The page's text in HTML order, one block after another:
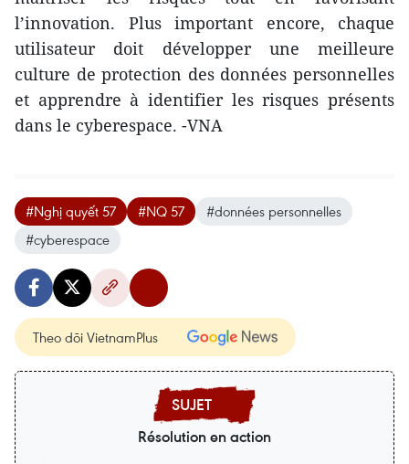
l’innovation. Plus important encore, chaque
utilisateur doit développer une meilleure
culture de protection des données personnelles
et apprendre à identifier les risques présents
dans le cyberespace. -VNA
#Nghị quyết 57 #NQ 57
#données personnelles
#cyberespace
Theo dõi VietnamPlus
Résolution en action